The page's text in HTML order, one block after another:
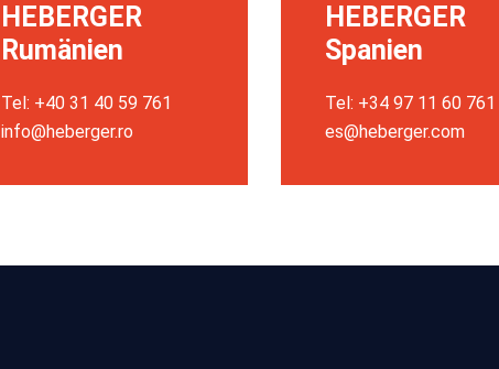
HEBERGER
Rumänien
Tel: +40 31 40 59 761
info@heberger.ro
HEBERGER
Spanien
Tel: +34 97 11 60 761
es@heberger.com